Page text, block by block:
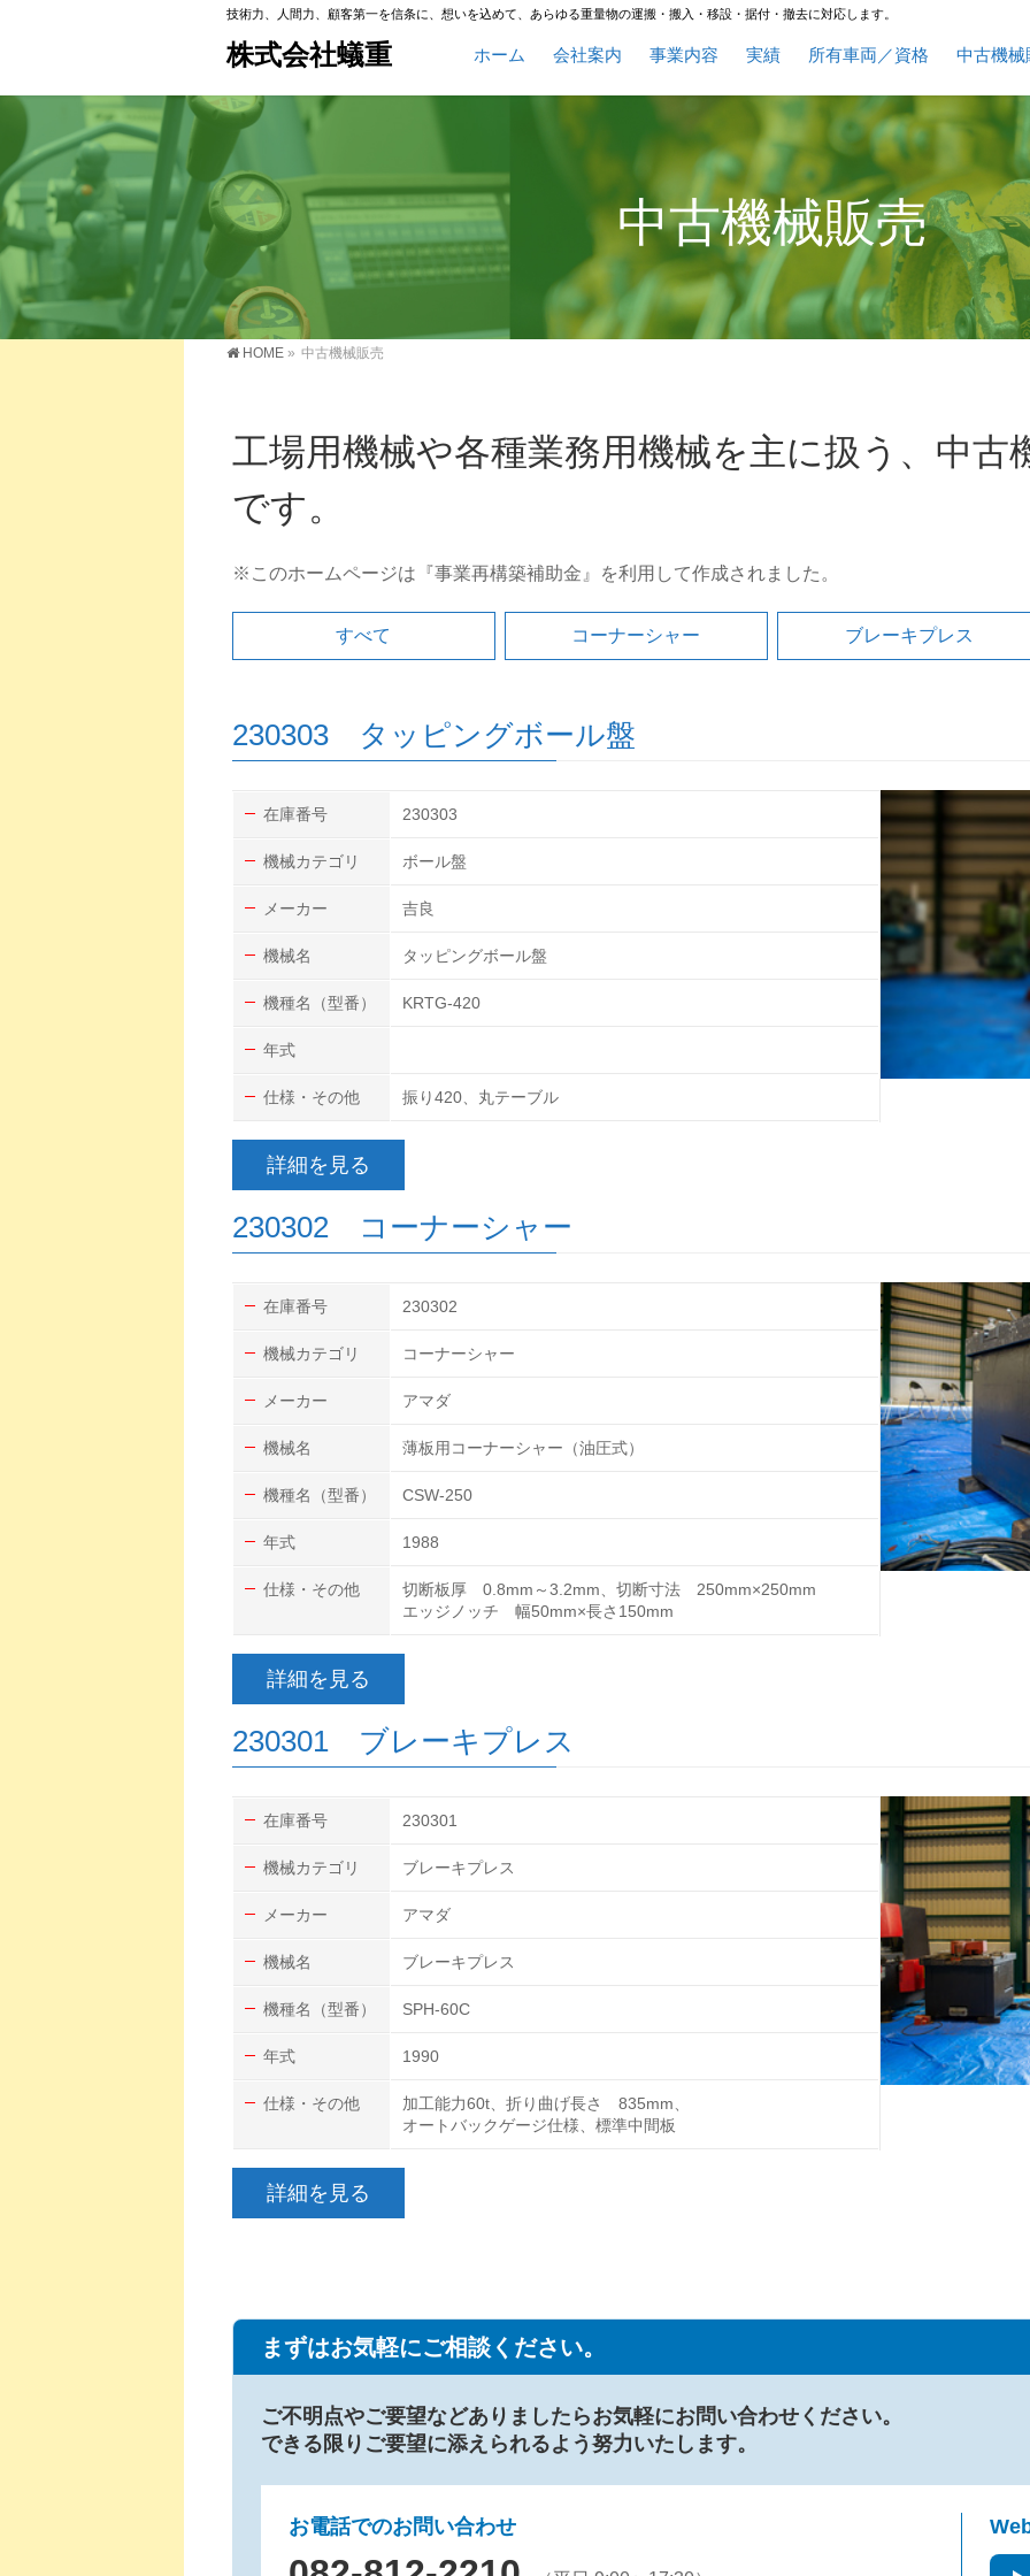
技術力、人間力、顧客第一を信条に、想いを込めて、あらゆる重量物の運搬・搬入・移設・据付・撤去に対応します。
株式会社蟻重 ホーム 会社案内 事業内容 実績 所有車両／資格 中古機械
中古機械販売
HOME » 中古機械販売
工場用機械や各種業務用機械を主に扱う、中古
です。
※このホームページは『事業再構築補助金』を利用して作成されました。
すべて コーナーシャー ブレーキプレス
230303 タッピングボール盤
在庫番号 230303
機械カテゴリ ボール盤
メーカー 吉良
機械名 タッピングボール盤
機種名（型番） KRTG-420
年式
仕様・その他 振り420、丸テーブル
詳細を見る
230302 コーナーシャー
在庫番号 230302
機械カテゴリ コーナーシャー
メーカー アマダ
機械名 薄板用コーナーシャー（油圧式）
機種名（型番） CSW-250
年式 1988
仕様・その他
切断板厚 0.8mm～3.2mm、切断寸法 250mm×250mm
エッジノッチ 幅50mm×長さ150mm
詳細を見る
230301 ブレーキプレス
在庫番号 230301
機械カテゴリ ブレーキプレス
メーカー アマダ
機械名 ブレーキプレス
機種名（型番） SPH-60C
年式 1990
仕様・その他
加工能力60t、折り曲げ長さ 835mm、
オートバックゲージ仕様、標準中間板
詳細を見る
まずはお気軽にご相談ください。
ご不明点やご要望などありましたらお気軽にお問い合わせください。
できる限りご要望に添えられるよう努力いたします。
お電話でのお問い合わせ